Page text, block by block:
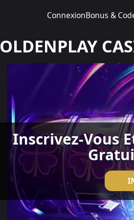
ConnexionBonus &
Inscrivez-Vous